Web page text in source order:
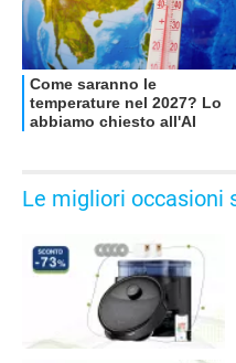
Le migliori occasioni